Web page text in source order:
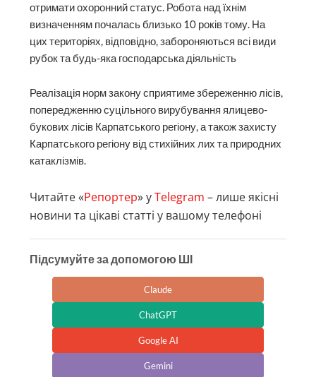
отримати охоронний статус. Робота над їхнім
визначенням почалась близько 10 років тому. На
цих територіях, відповідно, забороняються всі види
рубок та будь-яка господарська діяльність
Реалізація норм закону сприятиме збереженню лісів,
попередженню суцільного вирубування ялицево-
букових лісів Карпатського регіону, а також захисту
Карпатського регіону від стихійних лих та природних
катаклізмів.
Читайте «Репортер» уTelegram – лише якісні
новини та цікаві статті у вашому телефоні
Підсумуйте за допомогою ШІ
Claude
ChatGPT
Google AI
Gemini